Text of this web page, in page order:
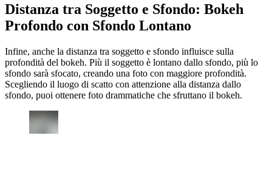
Distanza tra Soggetto e Sfondo: Bokeh
Profondo con Sfondo Lontano
Infine, anche la distanza tra soggetto e sfondo influisce sulla
profondità del bokeh. Più il soggetto è lontano dallo sfondo, più lo
sfondo sarà sfocato, creando una foto con maggiore profondità.
Scegliendo il luogo di scatto con attenzione alla distanza dallo
sfondo, puoi ottenere foto drammatiche che sfruttano il bokeh.